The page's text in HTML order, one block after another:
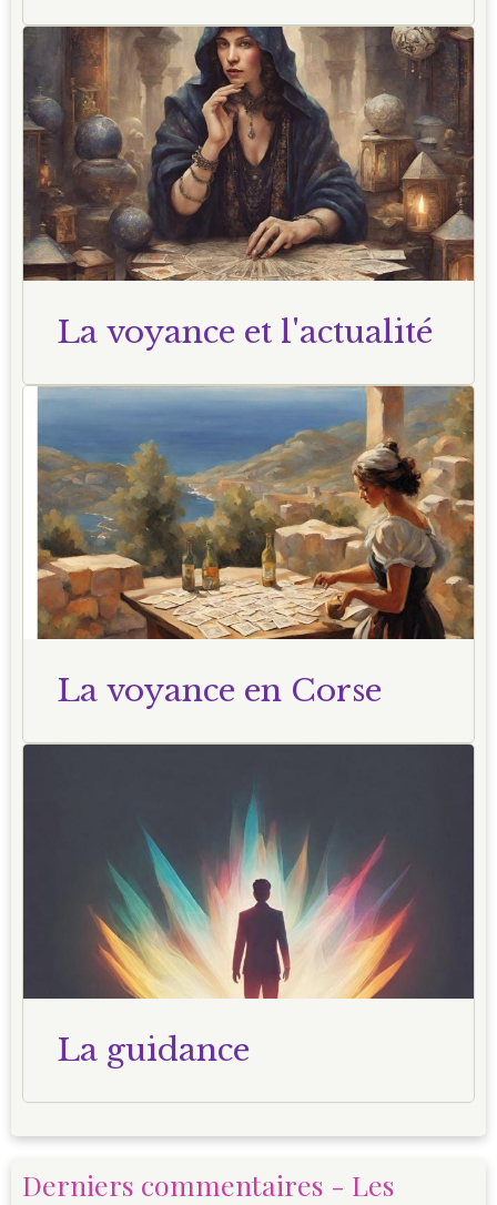
La voyance et l'actualité
La voyance en Corse
La guidance
Derniers commentaires - Les